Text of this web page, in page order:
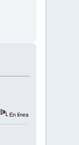
En línea